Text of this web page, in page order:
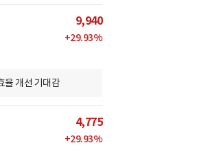
9,940
+29.93%
율 개선 기대감
4,775
+29.93%